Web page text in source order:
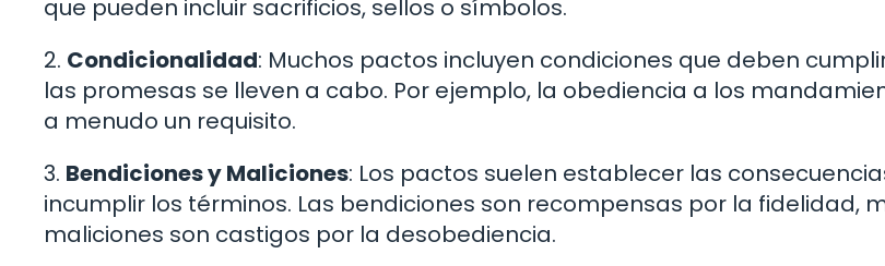
que pueden incluir sacrificios, sellos o símbolos.
2. Condicionalidad: Muchos pactos incluyen condiciones que deben
las promesas se lleven a cabo. Por ejemplo, la obediencia a los
a menudo un requisito.
3. Bendiciones y Maliciones: Los pactos suelen establecer las
incumplir los términos. Las bendiciones son recompensas por la fidelidad,
maliciones son castigos por la desobediencia.